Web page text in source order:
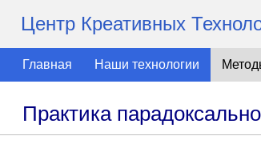
Центр Креативных
Главная Наши технологии
Практика